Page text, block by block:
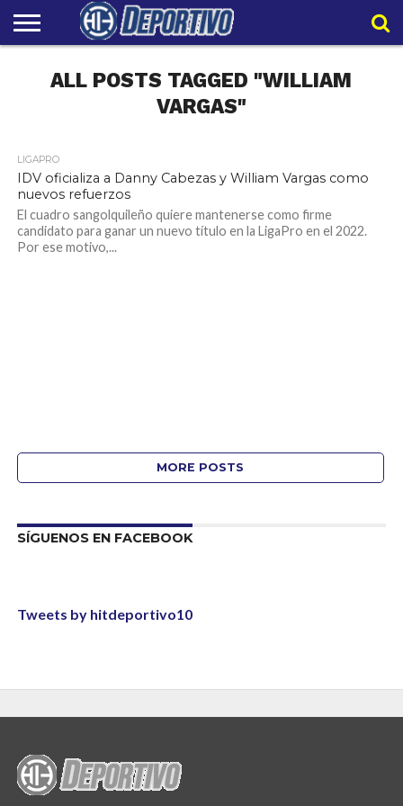
NACIONAL
INTERNACIONAL
EMBAJADORES
POLIDEPORTIVO
POLÍTICAS
DE
CONTACTO
HIT
EQUIPO
HITALL POSTS TAGGED "WILLIAM
VARGAS"
LIGAPRO
IDV oficializa a Danny Cabezas y William Vargas como
nuevos refuerzos
El cuadro sangolquileño quiere mantenerse como firme
candidato para ganar un nuevo título en la LigaPro en el 2022.
Por ese motivo,...
MORE POSTS
SÍGUENOS EN FACEBOOK
Tweets by hitdeportivo10